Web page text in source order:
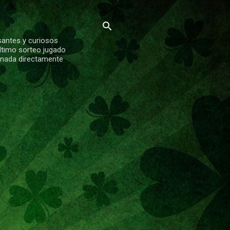
y curiosos
sorteo jugado
directamente